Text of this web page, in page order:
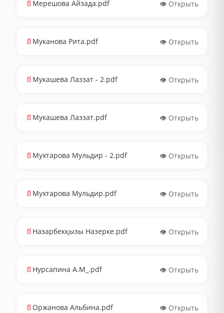
📄 Мерешова Айзада.pdf 👁️ Открыть
📄 Муканова Рита.pdf 👁️ Открыть
📄 Мукашева Лаззат - 2.pdf 👁️ Открыть
📄 Мукашева Лаззат.pdf 👁️ Открыть
📄 Мухтарова Мульдир - 2.pdf 👁️ Открыть
📄 Мухтарова Мульдир.pdf 👁️ Открыть
📄 Назарбекқызы Назерке.pdf 👁️ Открыть
📄 Нурсапина А.М_.pdf 👁️ Открыть
📄 Оржанова Альбина.pdf 👁️ Открыть